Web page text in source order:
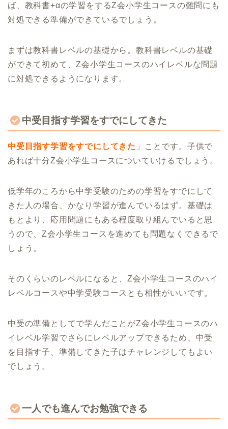
ば、教科書+αの学習をするZ会小学生コースの難問にも
対処できる準備ができているでしょう。
まずは教科書レベルの基礎から。教科書レベルの基礎
ができて初めて、Z会小学生コースのハイレベルな問題
に対処できるようになります。
中受目指す学習をすでにしてきた
中受目指す学習をすでにしてきた 」ことです。子供で
あれば十分Z会小学生コースについていけるでしょう。
低学年のころから中学受験のための学習をすでにして
きた人の場合、かなり学習が進んでいるはず。基礎は
もとより、応用問題にもある程度取り組んでいると思
うので、Z会小学生コースを進めても問題なくできるで
しょう。
そのくらいのレベルになると、Z会小学生コースのハイ
レベルコースや中学受験コースとも相性がいいです。
中受の準備としてで学んだことがZ会小学生コースのハ
イレベル学習でさらにレベルアップできるため、中受
を目指す子、準備してきた子はチャレンジしてもよい
でしょう。
一人でも進んでお勉強できる